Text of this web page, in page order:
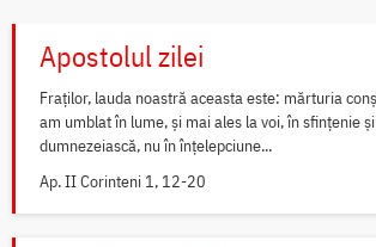
Apostolul zilei
Fraților, lauda noastră aceasta este: mărturia
am umblat în lume, și mai ales la voi, în sfințenie
dumnezeiască, nu în înțelepciune...
Ap. II Corinteni 1, 12-20